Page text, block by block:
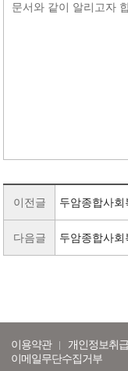
문서와 같이 알리고자
이전글 두암종합사
다음글 두암종합사
이용약관 개인정보취
이메일무단수집거부